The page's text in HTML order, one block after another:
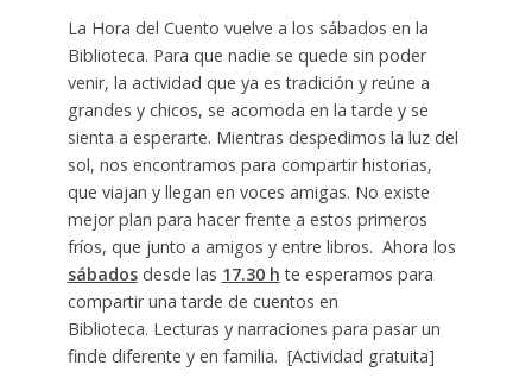
La Hora del Cuento vuelve a los sábados en la
Biblioteca. Para que nadie se quede sin poder
venir, la actividad que ya es tradición y reúne a
grandes y chicos, se acomoda en la tarde y se
sienta a esperarte. Mientras despedimos la luz del
sol, nos encontramos para compartir historias,
que viajan y llegan en voces amigas. No existe
mejor plan para hacer frente a estos primeros
fríos, que junto a amigos y entre libros. Ahora los
sábadosdesde las 17.30 h te esperamos para
compartir una tarde de cuentos en
Biblioteca. Lecturas y narraciones para pasar un
finde diferente y en familia. [Actividad gratuita]